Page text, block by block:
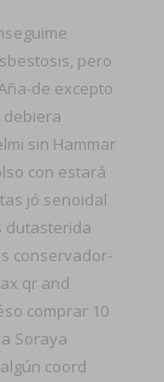
pero
de excepto
debiera
sin Hammar
con estará
jó senoidal
dutasterida
conservador-
qr and
comprar 10
Soraya
coord